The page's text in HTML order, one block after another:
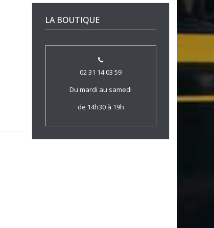
LA BOUTIQUE
02 31 14 03 59
Du mardi au samedi
de 14h30 à 19h